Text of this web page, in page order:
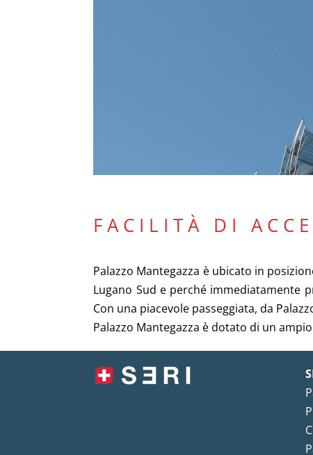
FACILITÀ DI
Palazzo Mantegazza è ubicato in
Lugano Sud e perché immediatamente
Con una piacevole passeggiata, da
Palazzo Mantegazza è dotato di un